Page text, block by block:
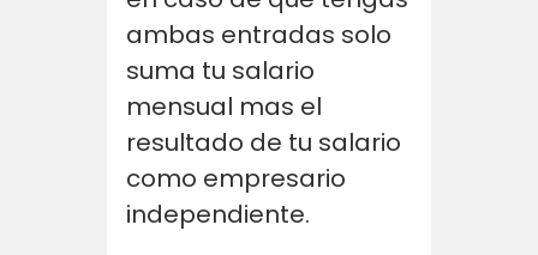
ambas entradas solo
suma tu salario
mensual mas el
resultado de tu salario
como empresario
independiente.